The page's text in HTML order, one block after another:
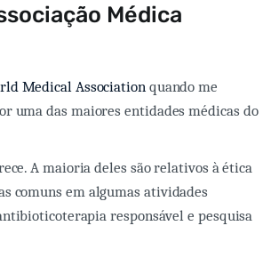
Médica
Medical Associationquando me
uma das maiores entidades médicas do
A maioria deles são relativos à ética
comuns em algumas atividades
responsável e pesquisa